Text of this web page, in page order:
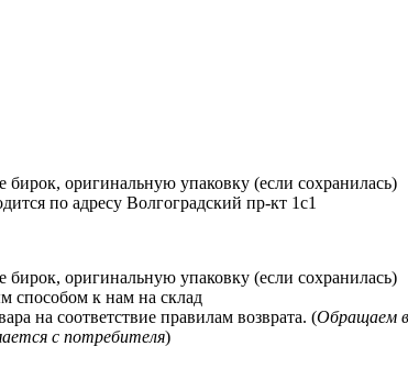
бирок, оригинальную упаковку (если сохранилась)
по адресу Волгоградский пр-кт 1с1
бирок, оригинальную упаковку (если сохранилась)
способом к нам на склад
на соответствие правилам возврата. (Обращаем
с потребителя)